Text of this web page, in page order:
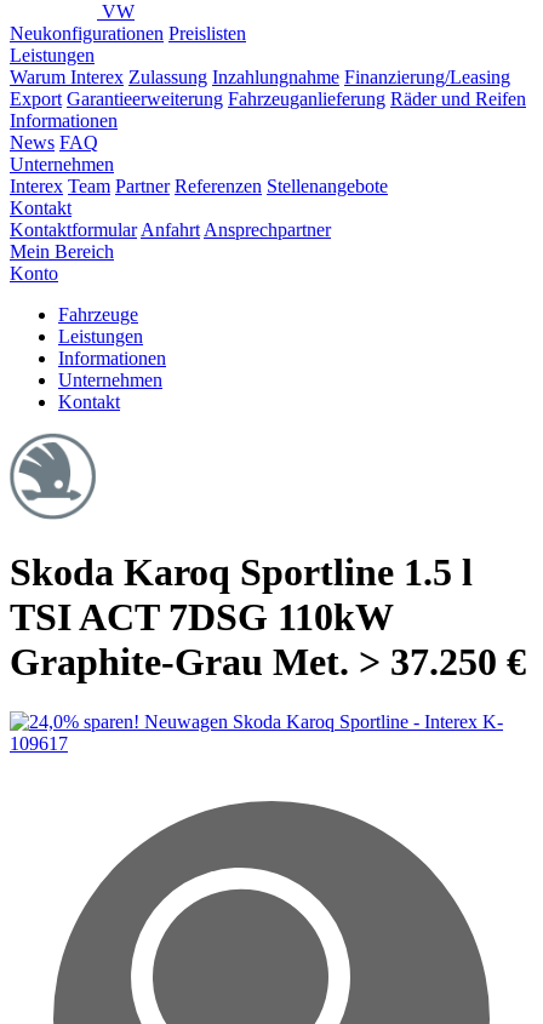
VW
Neukonfigurationen Preislisten
Leistungen
Warum Interex Zulassung Inzahlungnahme Finanzierung/Leasing
Export Garantieerweiterung Fahrzeuganlieferung Räder und Reifen
Informationen
News FAQ
Unternehmen
Interex Team Partner Referenzen Stellenangebote
Kontakt
Kontaktformular Anfahrt Ansprechpartner
Mein Bereich
Konto
Fahrzeuge
Leistungen
Informationen
Unternehmen
Kontakt
Skoda Karoq Sportline 1.5 l
TSI ACT 7DSG 110kW
Graphite-Grau Met. > 37.250 €